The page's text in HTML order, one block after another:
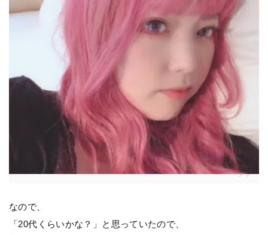
なので、
「20代くらいかな？」と思っていたので、